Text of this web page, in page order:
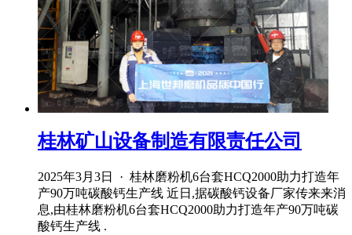
桂林矿山设备制造有限责任公司
2025年3月3日 · 桂林磨粉机6台套HCQ2000助力打造年
产90万吨碳酸钙生产线 近日,据碳酸钙设备厂家传来来消
息,由桂林磨粉机6台套HCQ2000助力打造年产90万吨碳
酸钙生产线 .